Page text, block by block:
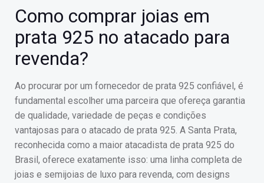
Como comprar joias em
prata 925 no atacado para
revenda?
Ao procurar por um fornecedor de prata 925 confiável, é
fundamental escolher uma parceira que ofereça garantia
de qualidade, variedade de peças e condições
vantajosas para o atacado de prata 925. A Santa Prata,
reconhecida como a maior atacadista de prata 925 do
Brasil, oferece exatamente isso: uma linha completa de
joias e semijoias de luxo para revenda, com designs